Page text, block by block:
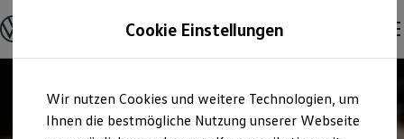
Hauptinhalt
springen
Footer
springen
Modelle und Konfigurator
Konfigurator
Modelle vergleichen
Elektroautos
ENERGY Sondermodelle
Cookie Einstellungen
Wir nutzen Cookies und weitere Technologien, um
Ihnen die bestmögliche Nutzung unserer Webseite